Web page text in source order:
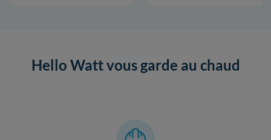
Hello Watt vous garde au chaud